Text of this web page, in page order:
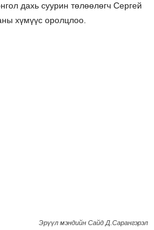
дахь суурин төлөөлөгч Сергей
хүмүүс оролцлоо.
Эрүүл мэндийн Сайд Д.Сарангэрэл